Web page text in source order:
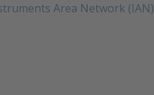
Area Network (IAN)